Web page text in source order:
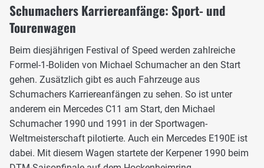
Schumachers Karriereanfänge: Sport- und
Tourenwagen
Beim diesjährigen Festival of Speed werden zahlreiche
Formel-1-Boliden von Michael Schumacher an den Start
gehen. Zusätzlich gibt es auch Fahrzeuge aus
Schumachers Karriereanfängen zu sehen. So ist unter
anderem ein Mercedes C11 am Start, den Michael
Schumacher 1990 und 1991 in der Sportwagen-
Weltmeisterschaft pilotierte. Auch ein Mercedes E190E ist
dabei. Mit diesem Wagen startete der Kerpener 1990 beim